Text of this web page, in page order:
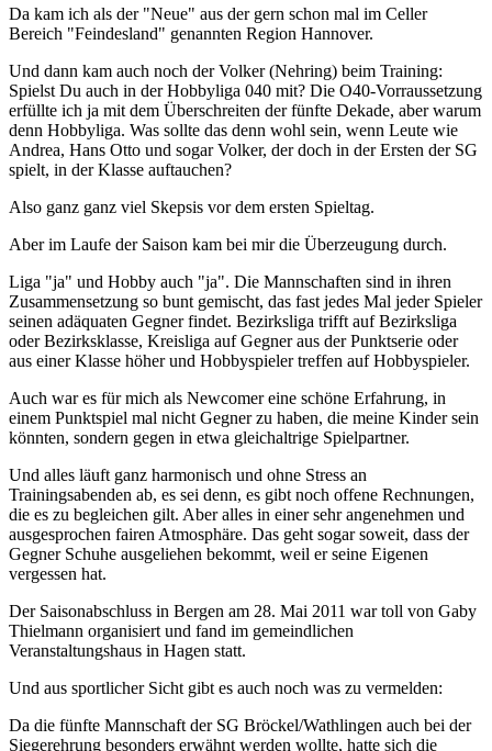
Da kam ich als der "Neue" aus der gern schon mal im Celler
Bereich "Feindesland" genannten Region Hannover.
Und dann kam auch noch der Volker (Nehring) beim Training:
Spielst Du auch in der Hobbyliga 040 mit? Die O40-Vorraussetzung
erfüllte ich ja mit dem Überschreiten der fünfte Dekade, aber warum
denn Hobbyliga. Was sollte das denn wohl sein, wenn Leute wie
Andrea, Hans Otto und sogar Volker, der doch in der Ersten der SG
spielt, in der Klasse auftauchen?
Also ganz ganz viel Skepsis vor dem ersten Spieltag.
Aber im Laufe der Saison kam bei mir die Überzeugung durch.
Liga "ja" und Hobby auch "ja". Die Mannschaften sind in ihren
Zusammensetzung so bunt gemischt, das fast jedes Mal jeder Spieler
seinen adäquaten Gegner findet. Bezirksliga trifft auf Bezirksliga
oder Bezirksklasse, Kreisliga auf Gegner aus der Punktserie oder
aus einer Klasse höher und Hobbyspieler treffen auf Hobbyspieler.
Auch war es für mich als Newcomer eine schöne Erfahrung, in
einem Punktspiel mal nicht Gegner zu haben, die meine Kinder sein
könnten, sondern gegen in etwa gleichaltrige Spielpartner.
Und alles läuft ganz harmonisch und ohne Stress an
Trainingsabenden ab, es sei denn, es gibt noch offene Rechnungen,
die es zu begleichen gilt. Aber alles in einer sehr angenehmen und
ausgesprochen fairen Atmosphäre. Das geht sogar soweit, dass der
Gegner Schuhe ausgeliehen bekommt, weil er seine Eigenen
vergessen hat.
Der Saisonabschluss in Bergen am 28. Mai 2011 war toll von Gaby
Thielmann organisiert und fand im gemeindlichen
Veranstaltungshaus in Hagen statt.
Und aus sportlicher Sicht gibt es auch noch was zu vermelden:
Da die fünfte Mannschaft der SG Bröckel/Wathlingen auch bei der
Siegerehrung besonders erwähnt werden wollte, hatte sich die